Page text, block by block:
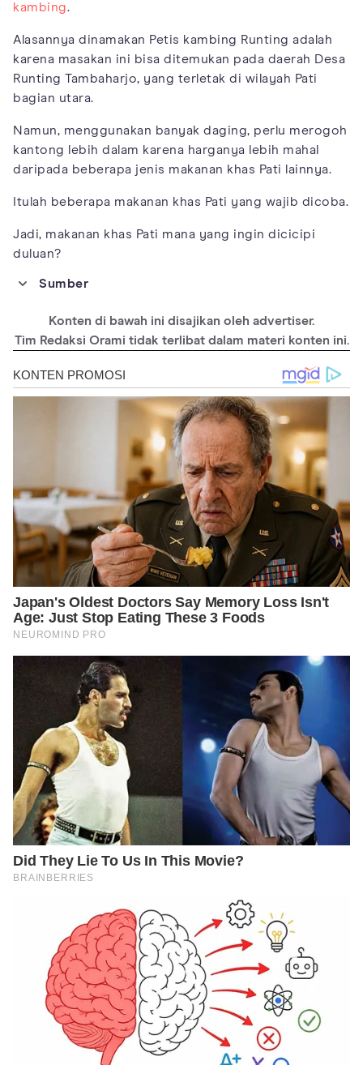
kambing.
Alasannya dinamakan Petis kambing Runting adalah
karena masakan ini bisa ditemukan pada daerah Desa
Runting Tambaharjo, yang terletak di wilayah Pati
bagian utara.
Namun, menggunakan banyak daging, perlu merogoh
kantong lebih dalam karena harganya lebih mahal
daripada beberapa jenis makanan khas Pati lainnya.
Itulah beberapa makanan khas Pati yang wajib dicoba.
Jadi, makanan khas Pati mana yang ingin dicicipi
duluan?
Sumber
https://www.solopos.com/bukan-hanya-nasi-gandul-ini-sederet-
makanan-enak-khas-pati-1133194
Konten di bawah ini disajikan oleh advertiser.
Tim Redaksi Orami tidak terlibat dalam materi konten ini.